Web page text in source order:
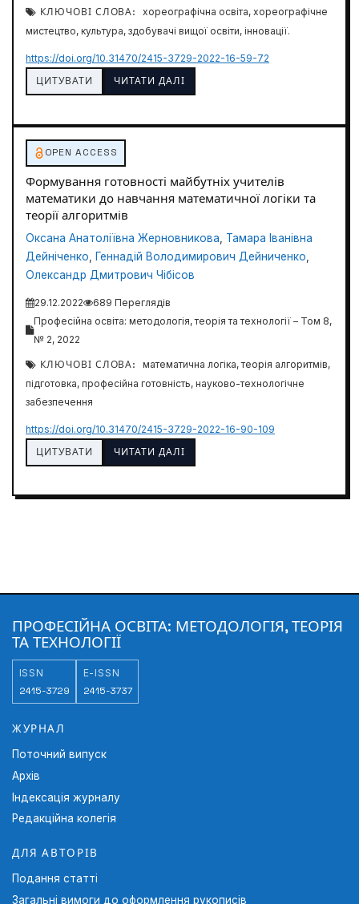
КЛЮЧОВІ СЛОВА:
хореографічна освіта, хореографічне
мистецтво, культура, здобувачі вищої освіти, інновації.
https://doi.org/10.31470/2415-3729-2022-16-59-72
ЦИТУВАТИ ЧИТАТИ ДАЛІ
OPEN ACCESS
Формування готовності майбутніх учителів
математики до навчання математичної логіки та
теорії алгоритмів
Оксана Анатоліївна Жерновникова
Тамара Іванівна
Дейніченко
Геннадій Володимирович Дейниченко
Олександр Дмитрович Чібісов
29.12.2022
689 Переглядів
Професійна освіта: методологія, теорія та технології – Том 8,
№ 2, 2022
КЛЮЧОВІ СЛОВА:
математична логіка, теорія алгоритмів,
підготовка, професійна готовність, науково-технологічне
забезпечення
https://doi.org/10.31470/2415-3729-2022-16-90-109
ЦИТУВАТИ ЧИТАТИ ДАЛІ
ПРОФЕСІЙНА ОСВІТА: МЕТОДОЛОГІЯ, ТЕОРІЯ
ТА ТЕХНОЛОГІЇ
ISSN
2415-3729
E-ISSN
2415-3737
ЖУРНАЛ
Поточний випуск
Архів
Індексація журналу
Редакційна колегія
ДЛЯ АВТОРІВ
Подання статті
Загальні вимоги до оформлення рукописів